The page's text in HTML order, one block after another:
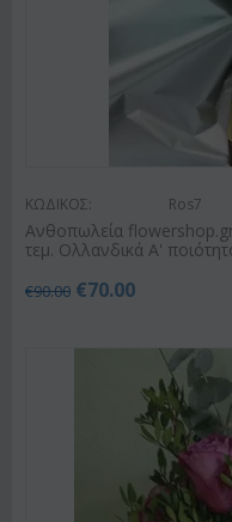
ΚΩΔΙΚΟΣ: Ros7
Ανθοπωλεία
τεμ. Ολλανδικά Α'
€90.00 €70.00